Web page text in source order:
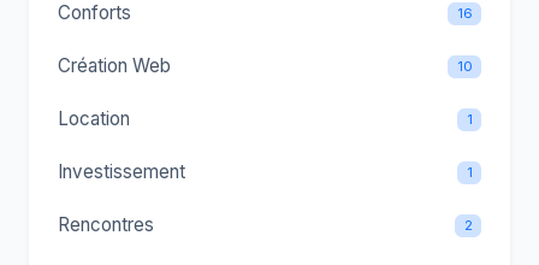
Conforts 16
Création Web 10
Location 1
Investissement 1
Rencontres 2